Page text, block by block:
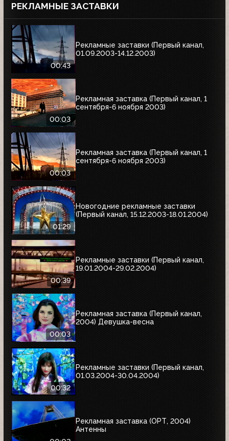
РЕКЛАМНЫЕ ЗАСТАВКИ
00:43
Рекламные заставки (Первый канал,
01.09.2003-14.12.2003)
00:03
Рекламная заставка (Первый канал, 1
сентября-6 ноября 2003)
00:03
Рекламная заставка (Первый канал, 1
сентября-6 ноября 2003)
01:29
Новогодние рекламные заставки
(Первый канал, 15.12.2003-18.01.2004)
00:39
Рекламные заставки (Первый канал,
19.01.2004-29.02.2004)
00:03
Рекламная заставка (Первый канал,
2004) Девушка-весна
00:32
Рекламные заставки (Первый канал,
01.03.2004-30.04.2004)
Рекламная заставка (ОРТ, 2004)
Антенны